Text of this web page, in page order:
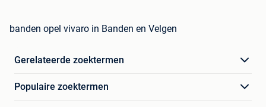
banden opel vivaro in Banden en Velgen
Gerelateerde zoektermen
Populaire zoektermen